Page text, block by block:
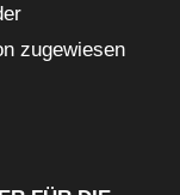
zugewiesen